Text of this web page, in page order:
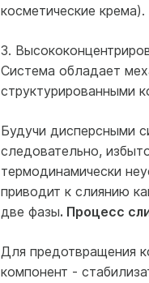
косметические крема).
3.
Система обладает
структурированными
Будучи дисперсными
следовательно,
термодинамически
приводит к слиянию
две фазы. Процесс
Для предотвращения
компонент -